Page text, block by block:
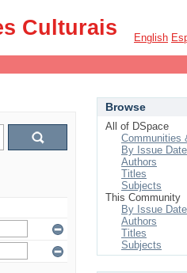
Culturais
English
Browse
All of DSpace
Communities
By Issue Date
Authors
Titles
Subjects
This Community
By Issue Date
Authors
Titles
Subjects